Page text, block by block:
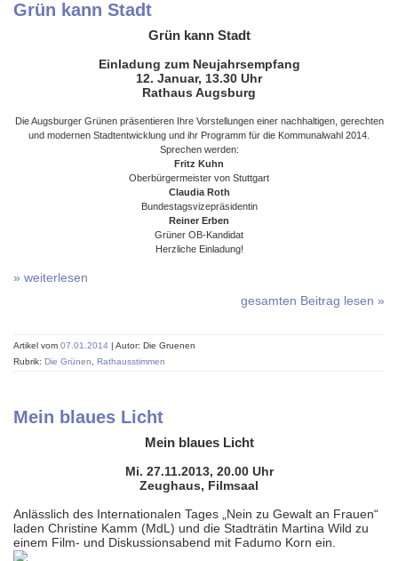
Grün kann Stadt
Grün kann Stadt
Einladung zum Neujahrsempfang
12. Januar, 13.30 Uhr
Rathaus Augsburg
Die Augsburger Grünen präsentieren Ihre Vorstellungen einer nachhaltigen, gerechten
und modernen Stadtentwicklung und ihr Programm für die Kommunalwahl 2014.
Sprechen werden:
Fritz Kuhn
Oberbürgermeister von Stuttgart
Claudia Roth
Bundestagsvizepräsidentin
Reiner Erben
Grüner OB-Kandidat
Herzliche Einladung!
» weiterlesen
gesamten Beitrag lesen »
Artikel vom 07.01.2014 | Autor: Die Gruenen
Rubrik: Die Grünen Rathausstimmen
Mein blaues Licht
Mein blaues Licht
Mi. 27.11.2013, 20.00 Uhr
Zeughaus, Filmsaal
Anlässlich des Internationalen Tages „Nein zu Gewalt an Frauen“
laden Christine Kamm (MdL) und die Stadträtin Martina Wild zu
einem Film- und Diskussionsabend mit Fadumo Korn ein.